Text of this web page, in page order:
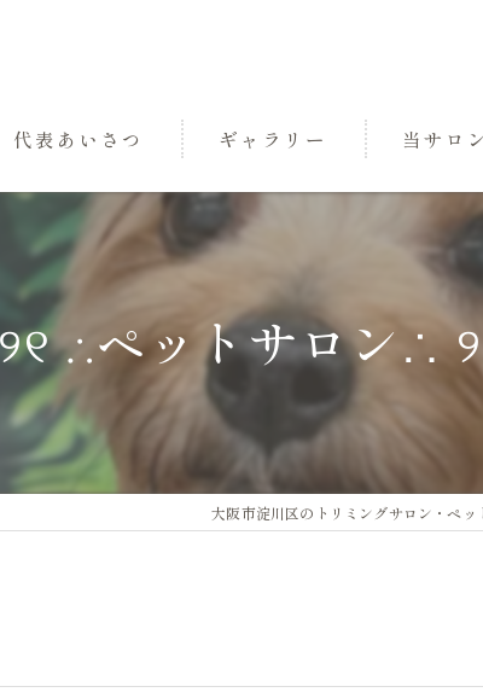
代表あいさつ ギャラリー 当サロ
トリミング
小型犬
୨୧ ∴ペットサロン∴
大阪市淀川区のトリミングサロン・ペ